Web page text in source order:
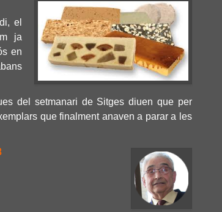
el
ja
en
del setmanari de Sitges diuen que per
que finalment anaven a parar a les